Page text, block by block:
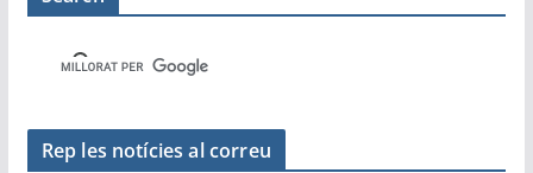
Rep les notícies al correu